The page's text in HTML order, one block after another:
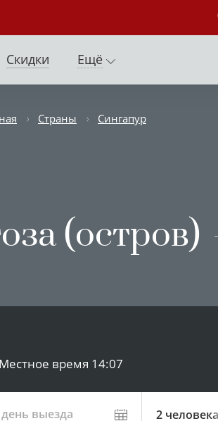
Скидки Ещё
Страны Сингапур
(остров)
Местное время 14:07
выезда 2 человека